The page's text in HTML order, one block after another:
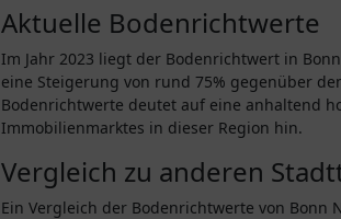
Aktuelle Bodenrichtwerte
Im Jahr 2023 liegt der Bodenrichtwert in
eine Steigerung von rund 75% gegenüber
Bodenrichtwerte deutet auf eine anhaltend
Immobilienmarktes in dieser Region hin.
Vergleich zu anderen
Ein Vergleich der Bodenrichtwerte von